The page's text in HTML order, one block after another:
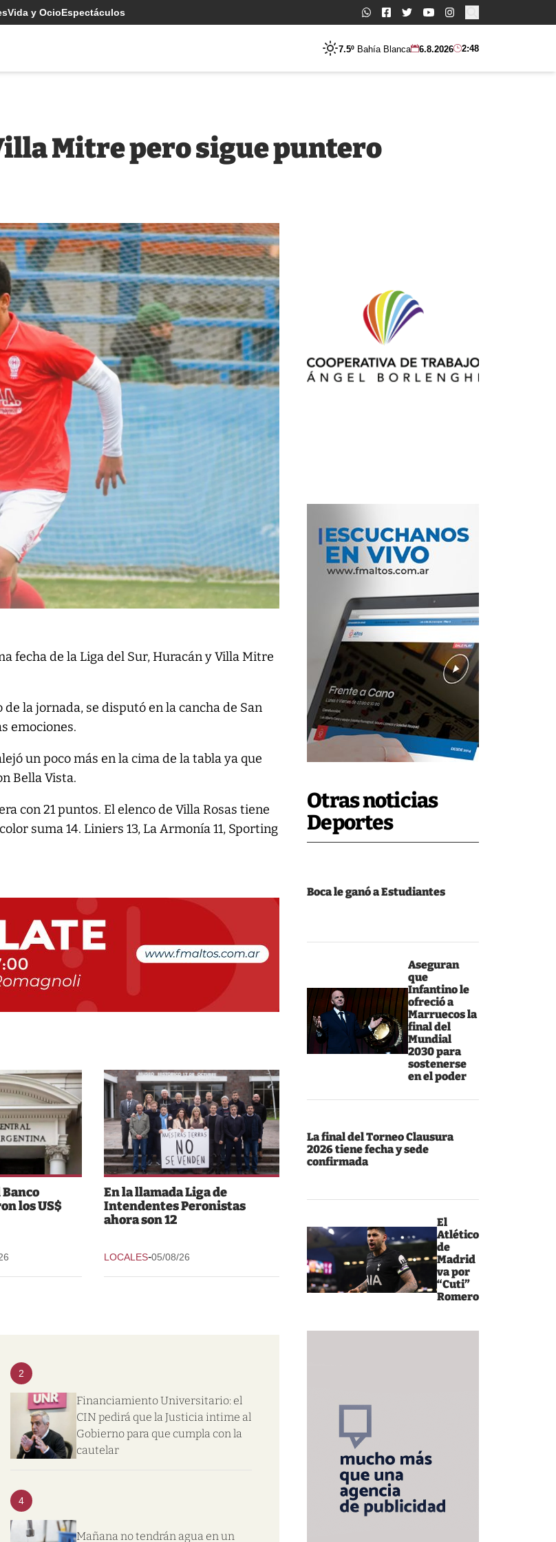
Vida y OcioEspectáculos Buscar:
7.5º Bahía Blanca 6.8.2026 2:48
Otras noticias
Deportes
Boca le ganó a Estudiantes
Aseguran
que
Infantino le
ofreció a
Marruecos la
final del
Mundial
2030 para
sostenerse
en el poder
La final del Torneo Clausura
2026 tiene fecha y sede
confirmada
El
Atlético
de
Madrid
va por
“Cuti”
Romero
Mitre pero sigue puntero
fecha de la Liga del Sur, Huracán y Villa Mitre
la jornada, se disputó en la cancha de San
emociones.
un poco más en la cima de la tabla ya que
Bella Vista.
con 21 puntos. El elenco de Villa Rosas tiene
suma 14. Liniers 13, La Armonía 11, Sporting
los US$
En la llamada Liga de
Intendentes Peronistas
ahora son 12
LOCALES-05/08/26
2
Financiamiento Universitario: el
CIN pedirá que la Justicia intime al
Gobierno para que cumpla con la
cautelar
4
Mañana no tendrán agua en un